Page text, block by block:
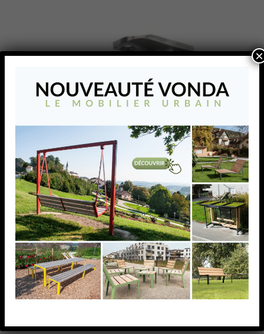
SUPPORT MAIN-
COURANTE D42,4MM,
ORIENTABLE,AISI304
BROSSE
×